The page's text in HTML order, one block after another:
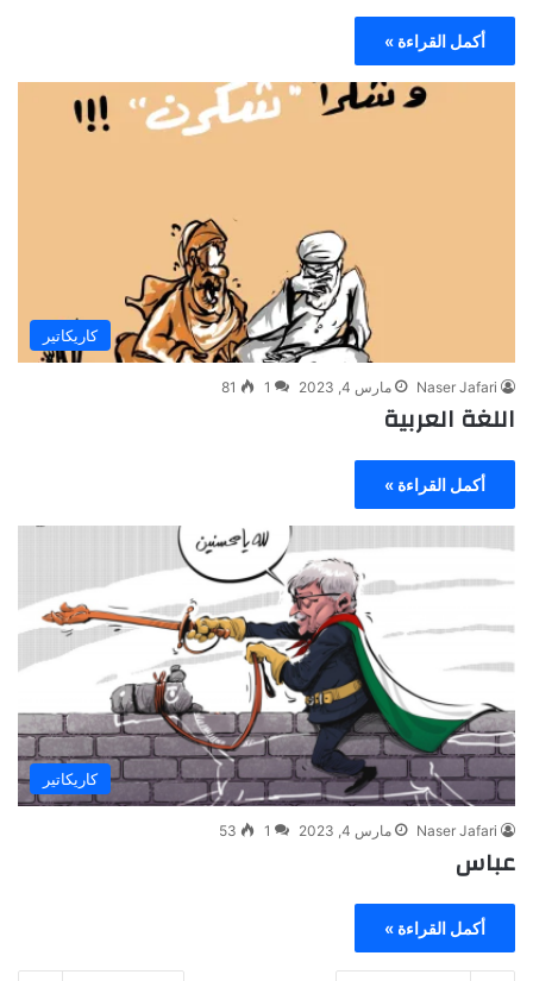
أكمل القراءة »
كاريكاتير
Naser Jafari مارس 4, 2023 1
81
اللغة العربية
أكمل القراءة »
كاريكاتير
Naser Jafari مارس 4, 2023 1
53
عباس
أكمل القراءة »